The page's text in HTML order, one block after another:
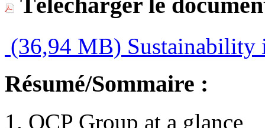
(36,94 MB) Sustainability
Résumé/Sommaire :
1. OCP Group at a glance